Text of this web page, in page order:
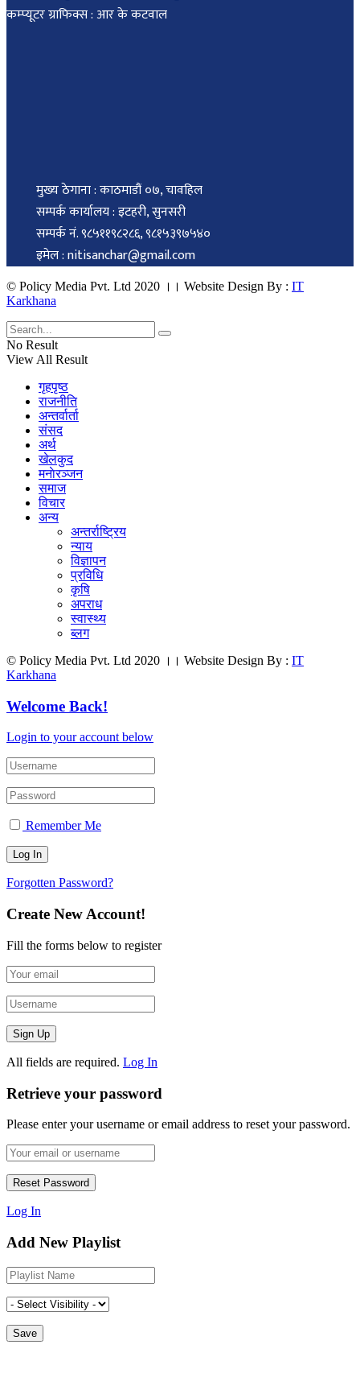
कम्प्यूटर ग्राफिक्स : आर के कटवाल
मुख्य ठेगाना : काठमाडौं ०७, चावहिल
सम्पर्क कार्यालय : इटहरी, सुनसरी
सम्पर्क नं. ९८५११९८२८६, ९८१५३९७५४०
इमेल : nitisanchar@gmail.com
© Policy Media Pvt. Ltd 2020 ।। Website Design By : IT
Karkhana
No Result
View All Result
गृहपृष्ठ
राजनीति
अन्तर्वार्ता
संसद
अर्थ
खेलकुद
मनाेरञ्जन
समाज
विचार
अन्य
अन्तर्राष्ट्रिय
न्याय
विज्ञापन
प्रविधि
कृषि
अपराध
स्वास्थ्य
ब्लग
© Policy Media Pvt. Ltd 2020 ।। Website Design By : IT
Karkhana
Welcome Back!
Login to your account below
Remember Me
Forgotten Password?
Create New Account!
Fill the forms below to register
All fields are required. Log In
Retrieve your password
Please enter your username or email address to reset your password.
Log In
Add New Playlist